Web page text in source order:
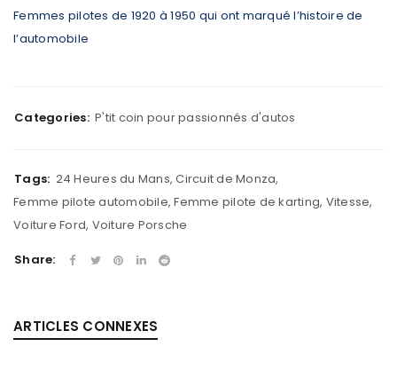
Femmes pilotes de 1920 à 1950 qui ont marqué l’histoire de
l’automobile
Categories: P'tit coin pour passionnés d'autos
Tags: 24 Heures du Mans,Circuit de Monza,
Femme pilote automobile,Femme pilote de karting, Vitesse,
Voiture Ford, Voiture Porsche
Share:
ARTICLES CONNEXES